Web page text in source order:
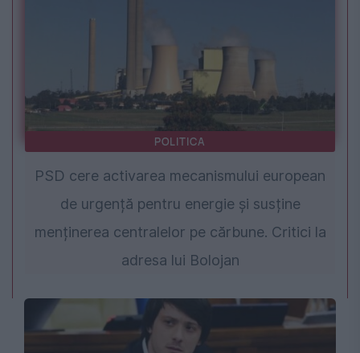
POLITICA
PSD cere activarea mecanismului european
de urgență pentru energie și susține
menținerea centralelor pe cărbune. Critici la
adresa lui Bolojan